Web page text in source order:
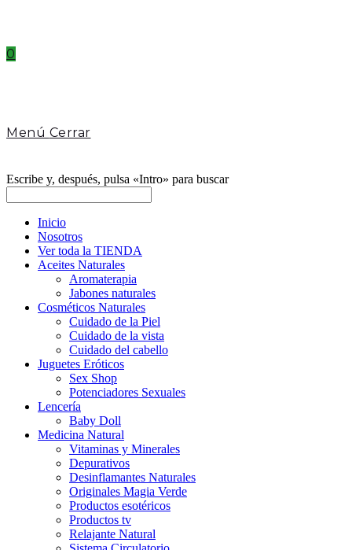
0
Menú Cerrar
Escribe y, después, pulsa «Intro» para buscar
Inicio
Nosotros
Ver toda la TIENDA
Aceites Naturales
Aromaterapia
Jabones naturales
Cosméticos Naturales
Cuidado de la Piel
Cuidado de la vista
Cuidado del cabello
Juguetes Eróticos
Sex Shop
Potenciadores Sexuales
Lencería
Baby Doll
Medicina Natural
Vitaminas y Minerales
Depurativos
Desinflamantes Naturales
Originales Magia Verde
Productos esotéricos
Productos tv
Relajante Natural